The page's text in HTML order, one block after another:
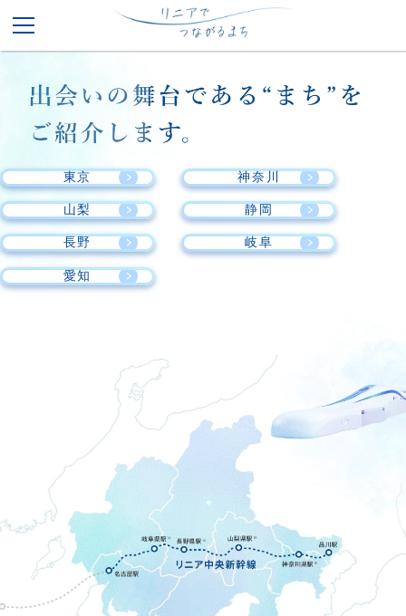
× 閉じる
東京 神奈川
山梨 静岡
長野 岐阜
愛知